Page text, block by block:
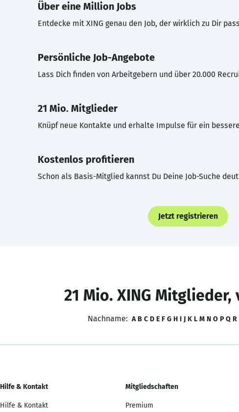
Über eine Million Jobs
Entdecke mit XING genau den Job, der wirklich zu Dir
Persönliche Job-Angebote
Lass Dich finden von Arbeitgebern und über 20.000
21 Mio. Mitglieder
Knüpf neue Kontakte und erhalte Impulse für ein
Kostenlos profitieren
Schon als Basis-Mitglied kannst Du Deine Job-Suche
Jetzt registrieren
21 Mio. XING Mitglieder,
Nachname: A B C D E F G H I J K L M N O P Q R
Hilfe & Kontakt
Hilfe & Kontakt
Mitgliedschaften
Premium